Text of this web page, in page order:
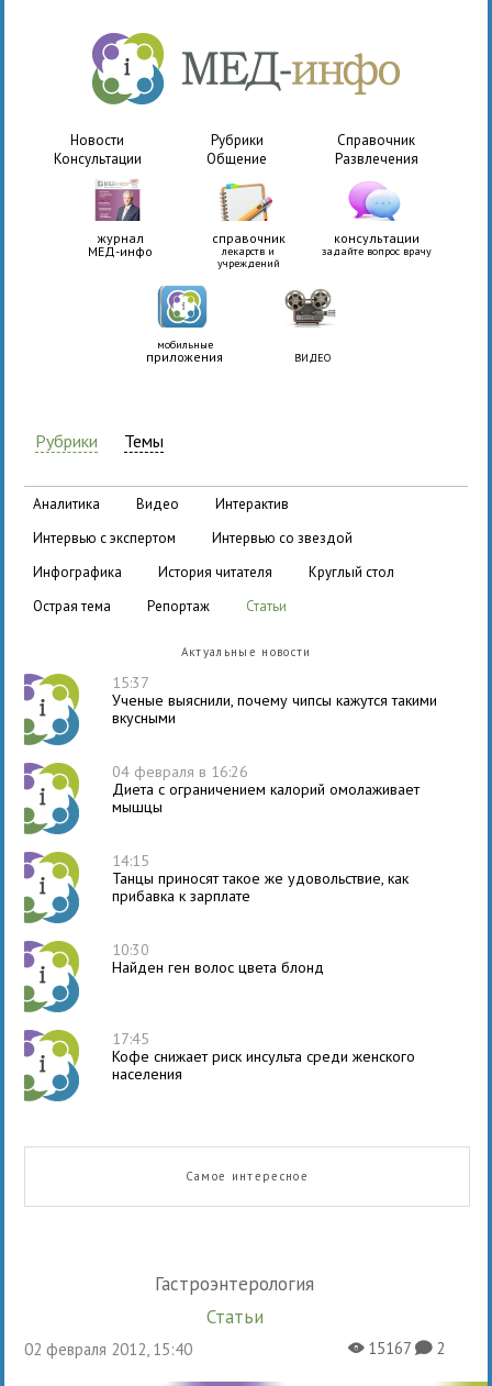
Новости Рубрики
Справочник
Консультации
Общение Развлечения
журнал
МЕД-инфо
справочник
лекарств и
учреждений
консультации
задайте вопрос врачу
мобильные
приложения ВИДЕО
Рубрики Темы
аналитика видео
интерактив
интервью с экспертом
интервью со звездой
инфографика
история читателя
круглый стол
острая тема
репортаж статьи
Актуальные новости
15:37
Ученые выяснили, почему чипсы кажутся такими
вкусными
04 февраля в 16:26
Диета с ограничением калорий омолаживает
мышцы
14:15
Танцы приносят такое же удовольствие, как
прибавка к зарплате
10:30
Найден ген волос цвета блонд
17:45
Кофе снижает риск инсульта среди женского
населения
Самое интересное
Гастроэнтерология
Статьи
02 февраля 2012, 15:40 X15167K2